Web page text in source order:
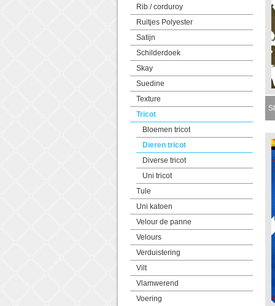
Rib / corduroy
Ruitjes Polyester
Satijn
Schilderdoek
Skay
Suedine
Texture
Tricot
Bloemen tricot
Dieren tricot
Diverse tricot
Uni tricot
Tule
Uni katoen
Velour de panne
Velours
Verduistering
Vilt
Vlamwerend
Voering